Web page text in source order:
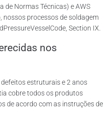
de Normas Técnicas) e AWS
nossos processos de soldagem
Section IX.
nos
estruturais e 2 anos
cobre todos os produtos
de acordo com as instruções de